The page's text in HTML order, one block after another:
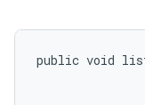
public void